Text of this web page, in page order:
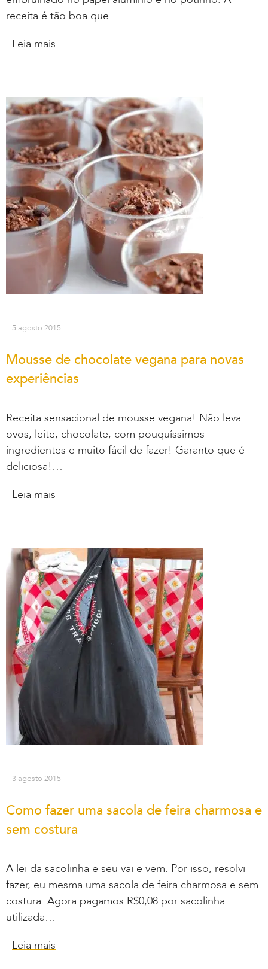
receita é tão boa que…
Leia mais
5 agosto 2015
Mousse de chocolate vegana para novas
experiências
Receita sensacional de mousse vegana! Não leva
ovos, leite, chocolate, com pouquíssimos
ingredientes e muito fácil de fazer! Garanto que é
deliciosa!…
Leia mais
3 agosto 2015
Como fazer uma sacola de feira charmosa e
sem costura
A lei da sacolinha e seu vai e vem. Por isso, resolvi
fazer, eu mesma uma sacola de feira charmosa e sem
costura. Agora pagamos R$0,08 por sacolinha
utilizada…
Leia mais